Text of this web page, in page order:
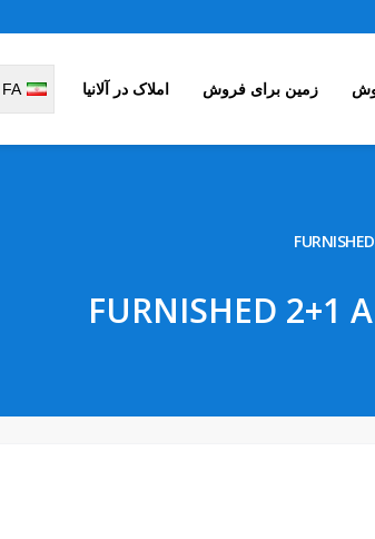
FA زمین برای فروش املاک در آلانیا
FURNISHED 2+1